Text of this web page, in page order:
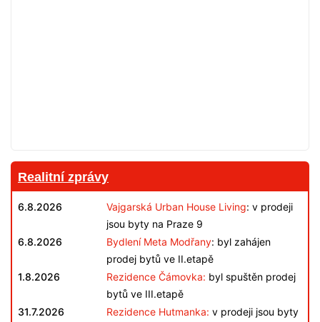
Realitní zprávy
6.8.2026 Vajgarská Urban House Living: v prodeji
jsou byty na Praze 9
6.8.2026
Bydlení Meta Modřany: byl zahájen
prodej bytů ve II.etapě
1.8.2026
Rezidence Čámovka: byl spuštěn prodej
bytů ve III.etapě
31.7.2026
Rezidence Hutmanka: v prodeji jsou byty